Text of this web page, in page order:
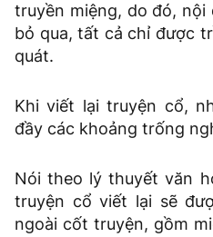
truyền miệng, do đó,
bỏ qua, tất cả chỉ được
quát.
Khi viết lại truyện cổ,
đầy các khoảng trống
Nói theo lý thuyết văn
truyện cổ viết lại sẽ
ngoài cốt truyện, gồm